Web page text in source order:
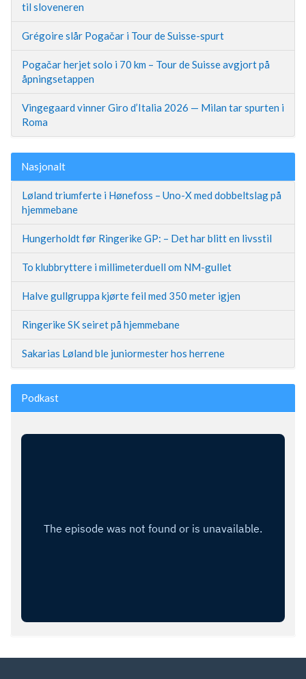
til sloveneren
Grégoire slår Pogačar i Tour de Suisse-spurt
Pogačar herjet solo i 70 km – Tour de Suisse avgjort på
åpningsetappen
Vingegaard vinner Giro d’Italia 2026 — Milan tar spurten i
Roma
Nasjonalt
Løland triumferte i Hønefoss – Uno-X med dobbeltslag på
hjemmebane
Hungerholdt før Ringerike GP: – Det har blitt en livsstil
To klubbryttere i millimeterduell om NM-gullet
Halve gullgruppa kjørte feil med 350 meter igjen
Ringerike SK seiret på hjemmebane
Sakarias Løland ble juniormester hos herrene
Podkast